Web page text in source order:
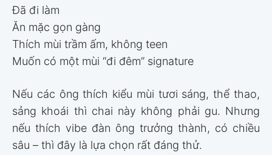
Đã đi làm
Ăn mặc gọn gàng
Thích mùi trầm ấm, không teen
Muốn có một mùi “đi đêm” signature
Nếu các ông thích kiểu mùi tươi sáng, thể thao,
sảng khoái thì chai này không phải gu. Nhưng
nếu thích vibe đàn ông trưởng thành, có chiều
sâu – thì đây là lựa chọn rất đáng thử.